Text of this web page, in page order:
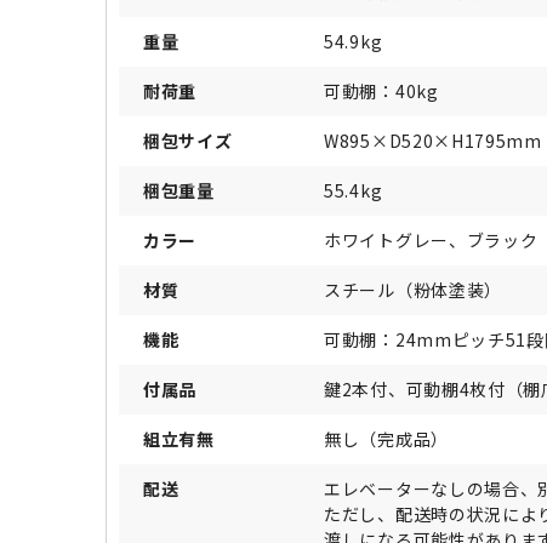
重量 54.9kg
耐荷重 可動棚：40kg
梱包サイズ W895×D520×H1795mm
梱包重量 55.4kg
カラー ホワイトグレー、ブラック
材質 スチール（粉体塗装）
機能 可動棚：24mmピッチ51
付属品 鍵2本付、可動棚4枚付（棚
組立有無 無し（完成品）
配送
エレベーターなしの場合、
ただし、配送時の状況によ